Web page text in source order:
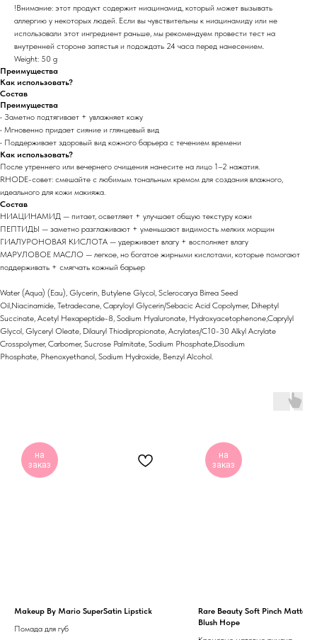
!Внимание: этот продукт содержит ниацинамид, который может вызывать
аллергию у некоторых людей. Если вы чувствительны к ниацинамиду или не
использовали этот ингредиент раньше, мы рекомендуем провести тест на
внутренней стороне запястья и подождать 24 часа перед нанесением.
Weight: 50 g
Преимущества
Как использовать?
Состав
Преимущества
• Заметно подтягивает + увлажняет кожу
• Мгновенно придает сияние и глянцевый вид
• Поддерживает здоровый вид кожного барьера с течением времени
Как использовать?
После утреннего или вечернего очищения нанесите на лицо 1–2 нажатия.
RHODE-совет: смешайте с любимым тональным кремом для создания влажного,
идеального для кожи макияжа.
Состав
НИАЦИНАМИД — питает, осветляет + улучшает общую текстуру кожи
ПЕПТИДЫ — заметно разглаживают + уменьшают видимость мелких морщин
ГИАЛУРОНОВАЯ КИСЛОТА — удерживает влагу + восполняет влагу
МАРУЛОВОЕ МАСЛО — легкое, но богатое жирными кислотами, которые помогают
поддерживать + смягчать кожный барьер
Water (Aqua) (Eau), Glycerin, Butylene Glycol, Sclerocarya Birrea Seed
Oil,Niacinamide, Tetradecane, Capryloyl Glycerin/Sebacic Acid Copolymer, Diheptyl
Succinate, Acetyl Hexapeptide-8, Sodium Hyaluronate, Hydroxyacetophenone,Caprylyl
Glycol, Glyceryl Oleate, Dilauryl Thiodipropionate, Acrylates/C10-30 Alkyl Acrylate
Crosspolymer, Carbomer, Sucrose Palmitate, Sodium Phosphate,Disodium
Phosphate, Phenoxyethanol, Sodium Hydroxide, Benzyl Alcohol.
на
заказ
Makeup By Mario SuperSatin Lipstick
Помада для губ
на
заказ
Rare Beauty Soft Pinch Matte
Blush Hope